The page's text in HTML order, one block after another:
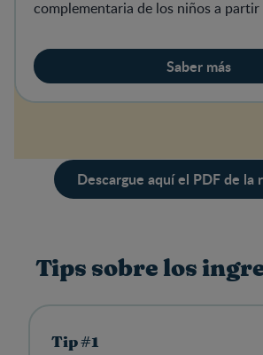
complementaria de los niños a partir
Saber más
Descargue aquí el PDF de la
Tips sobre los
Tip #1